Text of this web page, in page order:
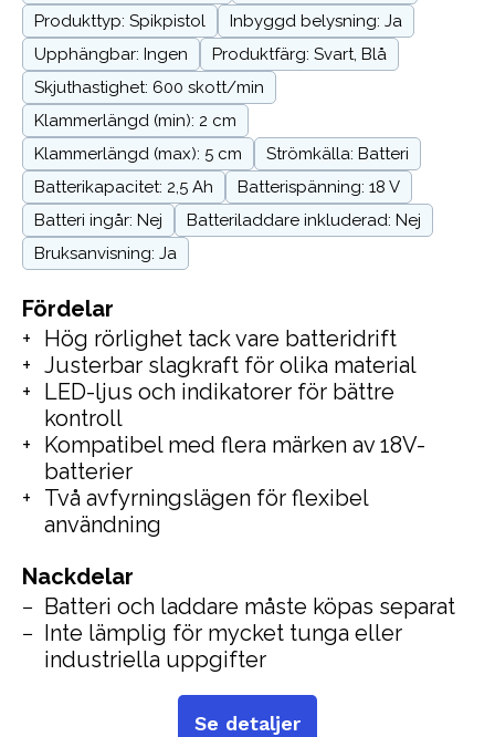
Fördelar
Hög rörlighet tack vare batteridrift
Justerbar slagkraft för olika material
LED-ljus och indikatorer för bättre
kontroll
Kompatibel med flera märken av 18V-
batterier
Två avfyrningslägen för flexibel
användning
Nackdelar
Batteri och laddare måste köpas separat
Inte lämplig för mycket tunga eller
industriella uppgifter
Produkttyp: Spikpistol
Inbyggd belysning: Ja
Upphängbar: Ingen
Produktfärg: Svart, Blå
Skjuthastighet: 600 skott/min
Klammerlängd (min): 2 cm
Klammerlängd (max): 5 cm
Strömkälla: Batteri
Batterikapacitet: 2,5 Ah
Batterispänning: 18 V
Batteri ingår: Nej
Batteriladdare inkluderad: Nej
Bruksanvisning: Ja
Se detaljer